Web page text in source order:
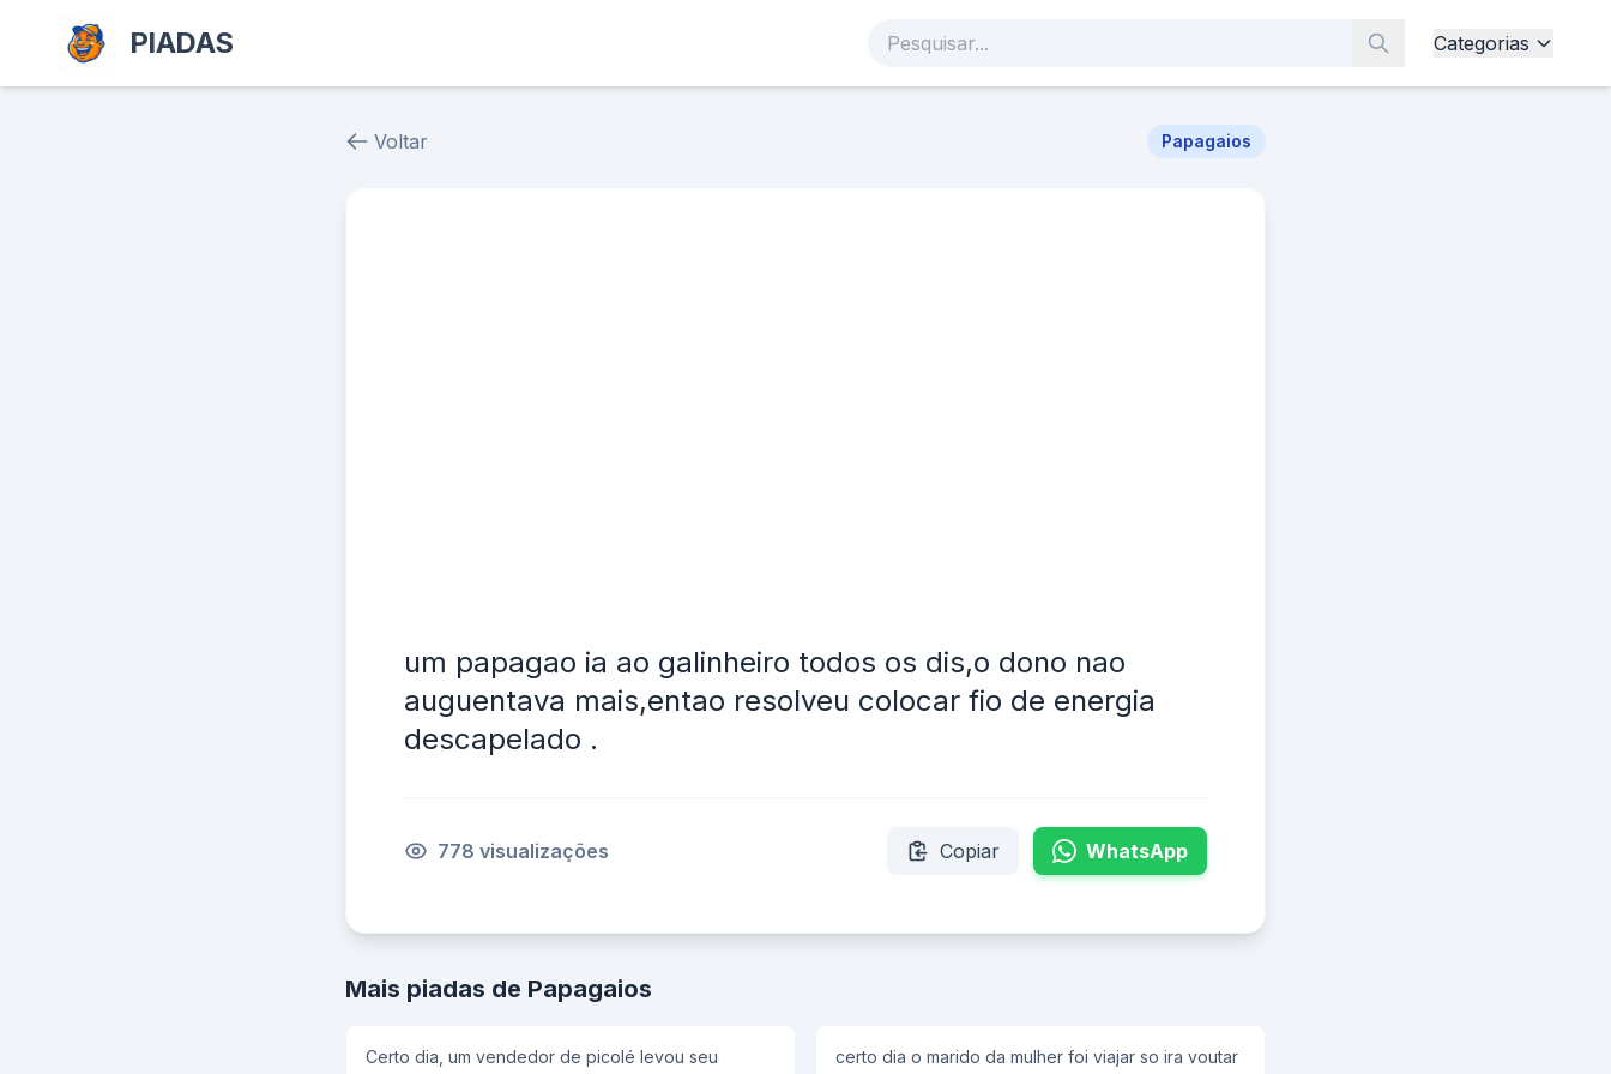
PIADAS Categorias
Voltar Papagaios
um papagao ia ao galinheiro todos os dis,o dono nao
auguentava mais,entao resolveu colocar fio de energia
descapelado .
778 visualizações Copiar WhatsApp
Mais piadas de Papagaios
Certo dia, um vendedor de picolé levou seu
certo dia o marido da mulher foi viajar so ira voutar